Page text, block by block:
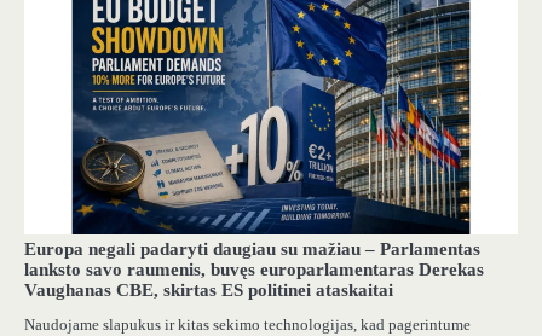
Europa negali padaryti daugiau su mažiau – Parlamentas
lanksto savo raumenis, buvęs europarlamentaras Derekas
Vaughanas CBE, skirtas ES politinei ataskaitai
Naudojame slapukus ir kitas sekimo technologijas, kad pagerintume